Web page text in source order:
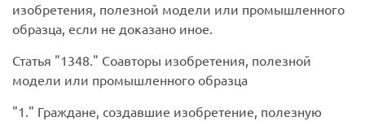
изобретения, полезной модели или промышленного
образца, если не доказано иное.
Статья
1348.
Соавторы изобретения, полезной
модели или промышленного образца
1.
Граждане, создавшие изобретение, полезную